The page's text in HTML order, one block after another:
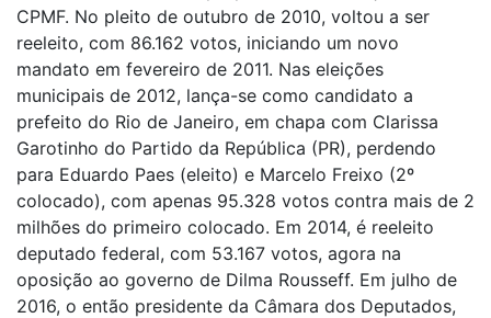
CPMF. No pleito de outubro de 2010, voltou a ser
reeleito, com 86.162 votos, iniciando um novo
mandato em fevereiro de 2011. Nas eleições
municipais de 2012, lança-se como candidato a
prefeito do Rio de Janeiro, em chapa com Clarissa
Garotinho do Partido da República (PR), perdendo
para Eduardo Paes (eleito) e Marcelo Freixo (2º
colocado), com apenas 95.328 votos contra mais de 2
milhões do primeiro colocado. Em 2014, é reeleito
deputado federal, com 53.167 votos, agora na
oposição ao governo de Dilma Rousseff. Em julho de
2016, o então presidente da Câmara dos Deputados,